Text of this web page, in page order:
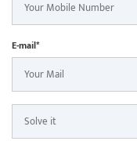
E-mail*